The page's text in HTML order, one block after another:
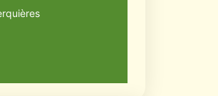
Découvrir